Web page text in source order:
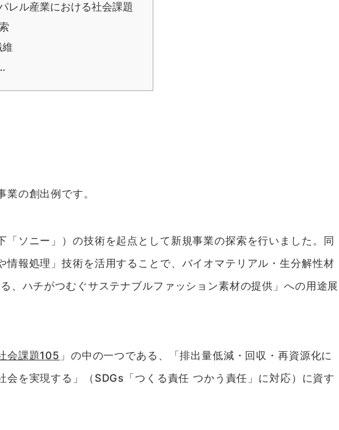
レル産業における社会課題
業の創出例です。
「ソニー」）の技術を起点として新規事業の探索を行いました。同
情報処理」技術を活用することで、バイオマテリアル・生分解性材
、ハチがつむぐサステナブルファッション素材の提供」への用途展
会課題105 」の中の一つである、「排出量低減・回収・再資源化に
会を実現する」（SDGs「つくる責任 つかう責任」に対応）に資す